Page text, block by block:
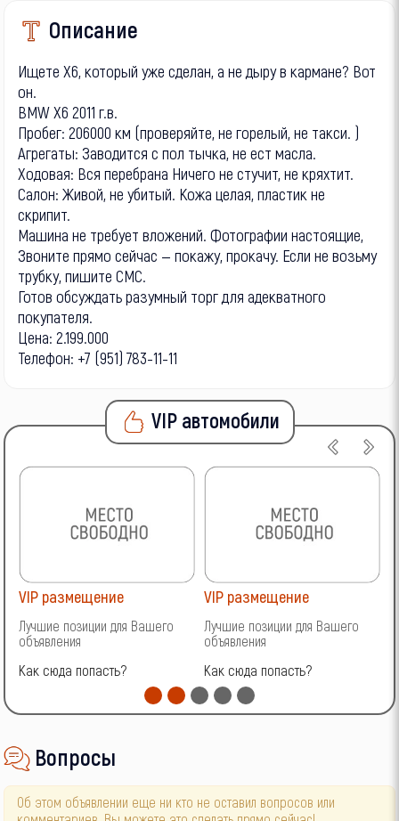
Описание
Ищете X6, который уже сделан, а не дыру в кармане? Вот
он.
BMW X6 2011 г.в.
Пробег: 206000 км (проверяйте, не горелый, не такси. )
Агрегаты: Заводится с пол тычка, не ест масла.
Ходовая: Вся перебрана Ничего не стучит, не кряхтит.
Салон: Живой, не убитый. Кожа целая, пластик не
скрипит.
Машина не требует вложений. Фотографии настоящие,
Звоните прямо сейчас — покажу, прокачу. Если не возьму
трубку, пишите СМС.
Готов обсуждать разумный торг для адекватного
покупателя.
Цена: 2.199.000
Телефон: +7 (951) 783-11-11
VIP автомобили
VIP размещение
Лучшие позиции для Вашего
объявления
Как сюда попасть?
VIP размещение
Лучшие позиции для Вашего
объявления
Как сюда попасть?
Вопросы
Об этом объявлении еще ни кто не оставил вопросов или